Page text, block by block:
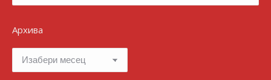
Архива